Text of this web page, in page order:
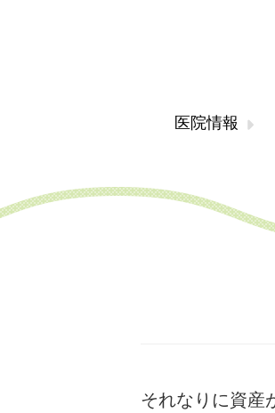
医院情報
それなりに資産